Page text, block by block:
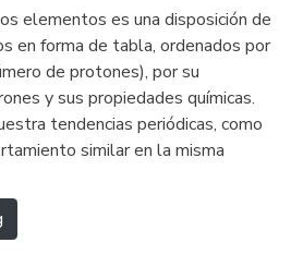
elementos es una disposición de
en forma de tabla, ordenados por
de protones), por su
y sus propiedades químicas.
tendencias periódicas, como
similar en la misma